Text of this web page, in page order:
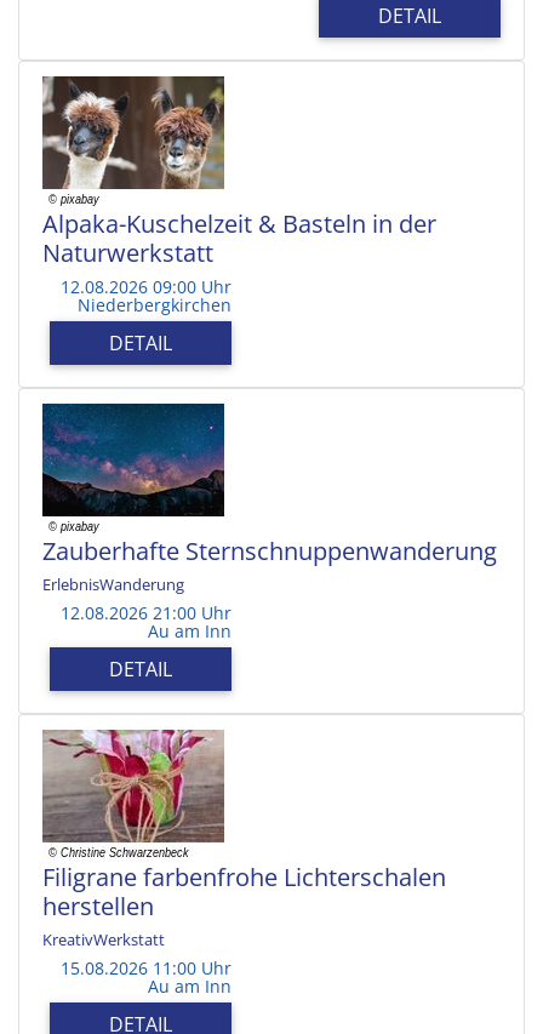
DETAIL
Alpaka-Kuschelzeit & Basteln in der
Naturwerkstatt
12.08.2026 09:00 Uhr
Niederbergkirchen
DETAIL
Zauberhafte Sternschnuppenwanderung
ErlebnisWanderung
12.08.2026 21:00 Uhr
Au am Inn
DETAIL
Filigrane farbenfrohe Lichterschalen
herstellen
KreativWerkstatt
15.08.2026 11:00 Uhr
Au am Inn
DETAIL